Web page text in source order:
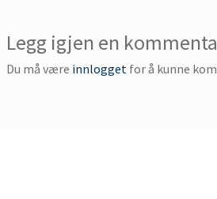
Legg igjen en
Du må være innlogget for å kunne